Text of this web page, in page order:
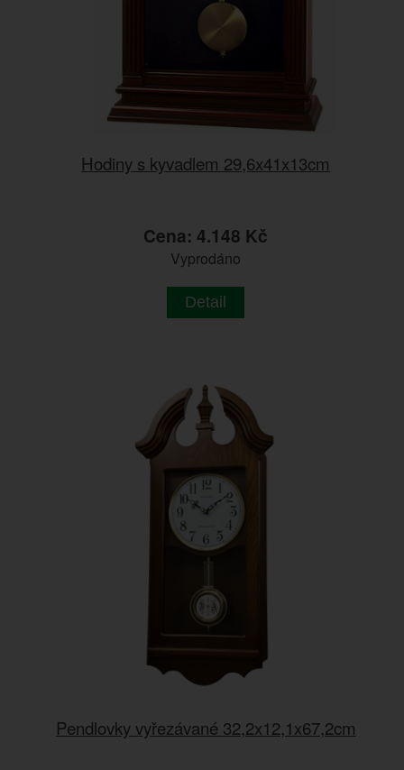
Hodiny s kyvadlem 29,6x41x13cm
Cena: 4.148 Kč
Vyprodáno
Detail
Pendlovky vyřezávané 32,2x12,1x67,2cm